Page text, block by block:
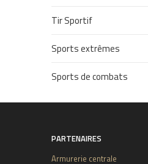
Tir Sportif
Sports extrêmes
Sports de combats
PARTENAIRES
Armurerie centrale